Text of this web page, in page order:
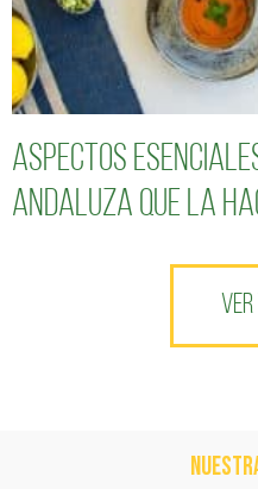
Aspectos
andaluza que la